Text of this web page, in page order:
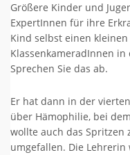
Größere Kinder und
ExpertInnen für ihre
Kind selbst einen
KlassenkameradInnen
Sprechen Sie das ab.
Er hat dann in der
über Hämophilie, bei
wollte auch das Spritzen
umgefallen. Die Lehrerin